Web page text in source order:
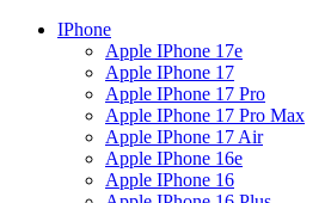
IPhone
Apple IPhone 17e
Apple IPhone 17
Apple IPhone 17 Pro
Apple IPhone 17 Pro Max
Apple IPhone 17 Air
Apple IPhone 16e
Apple IPhone 16